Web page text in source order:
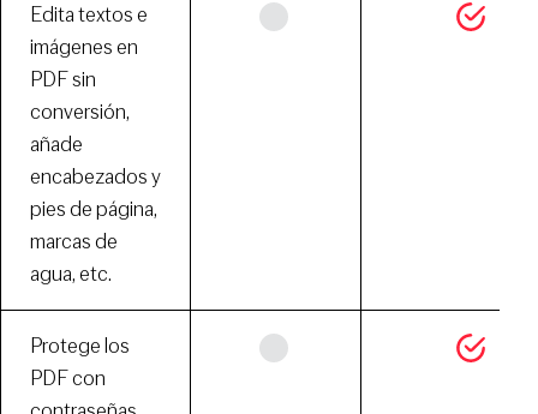
Edita textos e
imágenes en
PDF sin
conversión,
añade
encabezados y
pies de página,
marcas de
agua, etc.
Protege los
PDF con